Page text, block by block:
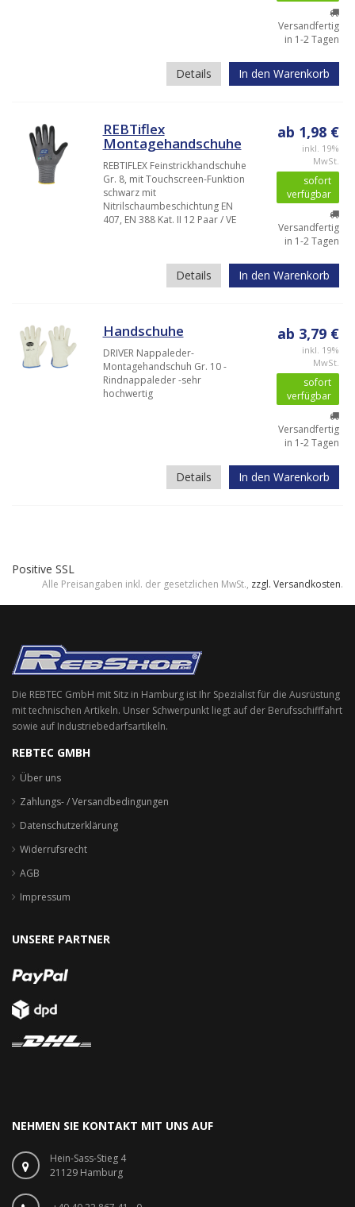
Versandfertig
in 1-2 Tagen
Details In den Warenkorb
REBTiflex
Montagehandschuhe
REBTIFLEX Feinstrickhandschuhe
Gr. 8, mit Touchscreen-Funktion
schwarz mit
Nitrilschaumbeschichtung EN
407, EN 388 Kat. II 12 Paar / VE
ab 1,98 €
inkl. 19%
MwSt.
sofort
verfügbar
Versandfertig
in 1-2 Tagen
Details In den Warenkorb
Handschuhe
DRIVER Nappaleder-
Montagehandschuh Gr. 10 -
Rindnappaleder -sehr
hochwertig
ab 3,79 €
inkl. 19%
MwSt.
sofort
verfügbar
Versandfertig
in 1-2 Tagen
Details In den Warenkorb
Positive SSL
Alle Preisangaben inkl. der gesetzlichen MwSt., zzgl. Versandkosten.
Die REBTEC GmbH mit Sitz in Hamburg ist Ihr Spezialist für die Ausrüstung
mit technischen Artikeln. Unser Schwerpunkt liegt auf der Berufsschifffahrt
sowie auf Industriebedarfsartikeln.
REBTEC GMBH
Über uns
Zahlungs- / Versandbedingungen
Datenschutzerklärung
Widerrufsrecht
AGB
Impressum
UNSERE PARTNER
NEHMEN SIE KONTAKT MIT UNS AUF
Hein-Sass-Stieg 4
21129 Hamburg